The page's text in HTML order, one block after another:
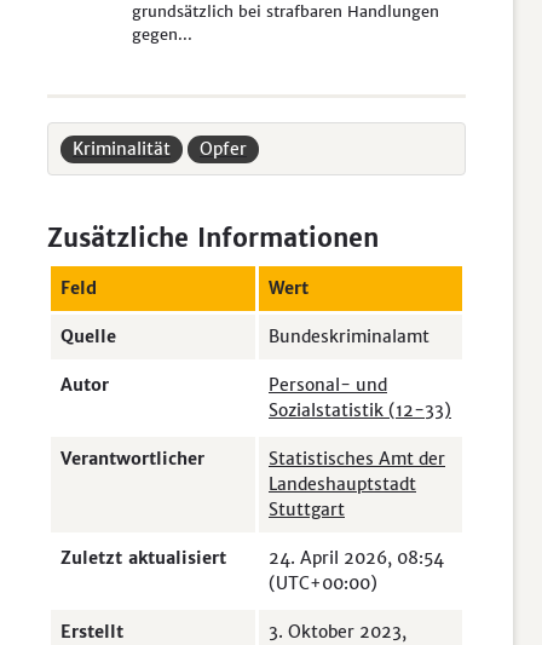
grundsätzlich bei strafbaren Handlungen
gegen...
Kriminalität Opfer
Zusätzliche Informationen
Feld Wert
Quelle Bundeskriminalamt
Autor
Personal- und
Sozialstatistik (12-33)
Verantwortlicher
Statistisches Amt der
Landeshauptstadt
Stuttgart
Zuletzt aktualisiert
24. April 2026, 08:54
(UTC+00:00)
Erstellt
3. Oktober 2023,